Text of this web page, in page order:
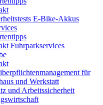
E-Bike-Akkus
Fuhrparkservices
für
und Werkstatt
und Arbeitssicherheit